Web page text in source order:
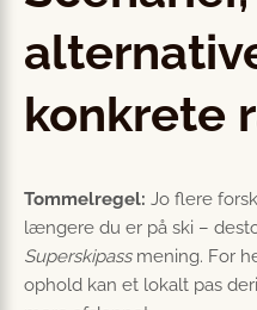
konkrete
Tommelregel: Jo flere
længere du er på ski –
Superskipassmening. For
ophold kan et lokalt pas